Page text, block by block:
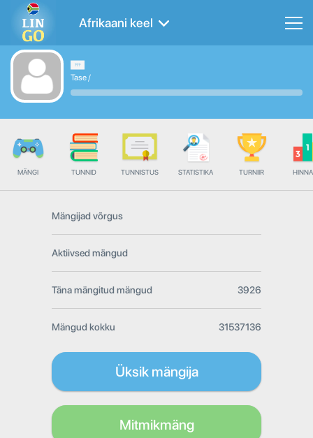
Afrikaani keel
Tase/
MÄNGI TUNNID TUNNISTUS STATISTIKA TURNIIR
Mängijad võrgus
Aktiivsed mängud
Täna mängitud mängud 3926
Mängud kokku 31537136
Üksik mängija
Mitmikmäng